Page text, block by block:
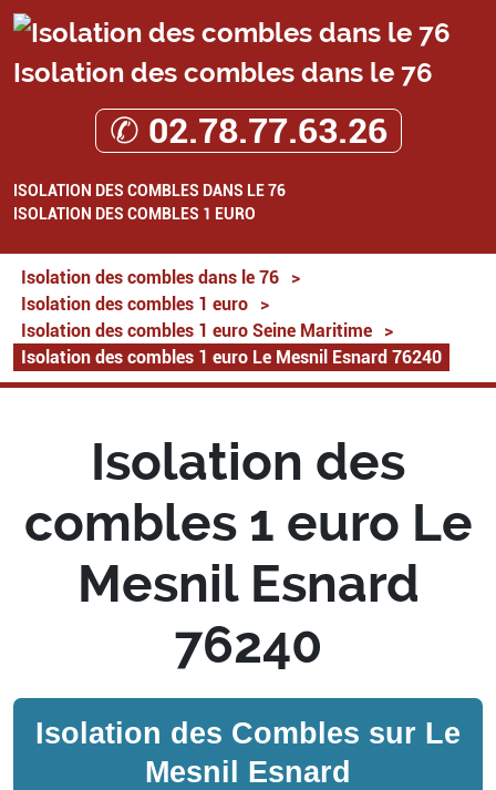
Isolation des combles dans le 76
✆ 02.78.77.63.26
ISOLATION DES COMBLES DANS LE 76
ISOLATION DES COMBLES 1 EURO
Isolation des combles dans le 76
>
Isolation des combles 1 euro
>
Isolation des combles 1 euro Seine Maritime
>
Isolation des combles 1 euro Le Mesnil Esnard 76240
Isolation des
combles 1 euro Le
Mesnil Esnard
76240
Isolation des Combles sur Le
Mesnil Esnard